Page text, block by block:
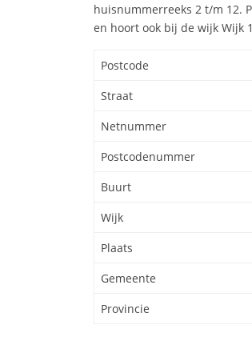
huisnummerreeks 2 t/m 12.
en hoort ook bij de wijk Wijk
Postcode
Straat
Netnummer
Postcodenummer
Buurt
Wijk
Plaats
Gemeente
Provincie